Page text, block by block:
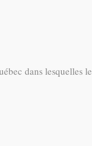
dans lesquelles le